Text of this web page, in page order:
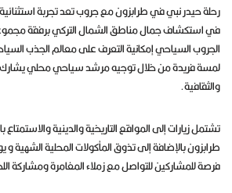
رحلة حيدر نبي في طرابزون مع جروب تعد تجربة
في استكشاف جمال مناطق الشمال التركي برفقة
الجروب السياحي إمكانية التعرف على معالم الجذب
لمسة فريدة من خلال توجيه مرشد سياحي محلي يشارك
والثقافية.
تشتمل زيارات إلى المواقع التاريخية والدينية
طرابزون بالإضافة إلى تذوق المأكولات المحلية الشهية و
فرصة للمشاركين للتواصل مع زملاء المغامرة ومشاركة